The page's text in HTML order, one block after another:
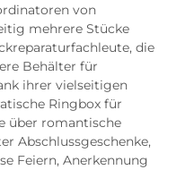
von
mehrere Stücke
die
Behälter für
ihrer vielseitigen
Ringbox für
über romantische
Abschlussgeschenke,
Feiern, Anerkennung